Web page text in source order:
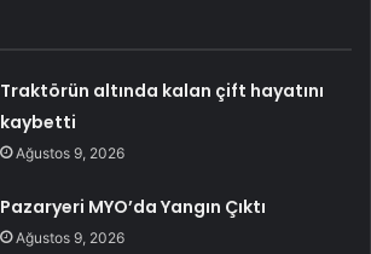
Traktörün altında kalan çift hayatını
kaybetti
Ağustos 9, 2026
Pazaryeri MYO’da Yangın Çıktı
Ağustos 9, 2026